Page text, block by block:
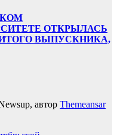
ОТКРЫЛАСЬ
ВЫПУСКНИКА,
автор Themeansar